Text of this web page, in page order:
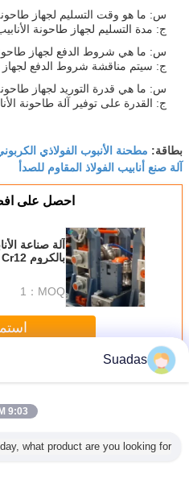
س: ما هو وقت التسليم لجهاز طاحونة
ج: مدة التسليم لجهاز طاحونة الأنابيب هي
س: ما هي شروط الدفع لجهاز طاحونة
ج: سيتم مناقشة شروط الدفع لجهاز
س: ما هي قدرة التوريد لجهاز طاحونة
ج: القدرة على توفير آلة طاحونة الأنابيب هي 10
بطاقة: مطحنة الأنبوب الفولاذي
آلة صنع أنابيب الفولاذ المقاوم للصدأ
احصل على
آلة صناعة
MOQ：
1
أكثرأنبوب مطحنة آلة
Suadas
9:03 AM
what product are you looking for?